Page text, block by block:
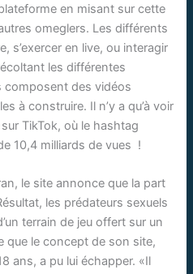
en misant sur cette
omeglers. Les différents
s’exercer en live, ou interagir
les différentes
composent des vidéos
à construire. Il n’y a qu’à voir
TikTok, où le hashtag
10,4 milliards de vues !
le site annonce que la part
les prédateurs sexuels
terrain de jeu offert sur un
que le concept de son site,
ans, a pu lui échapper. «Il